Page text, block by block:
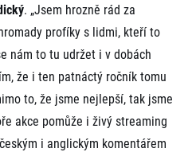
. „Jsem hrozně rád za
profíky s lidmi, kteří to
nám to tu udržet i v dobách
že i ten patnáctý ročník tomu
to, že jsme nejlepší, tak jsme
akce pomůže i živý streaming
i anglickým komentářem